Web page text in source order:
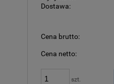
Dostawa:
Cena nie
płatności
Cena brutto:
Cena netto:
szt.